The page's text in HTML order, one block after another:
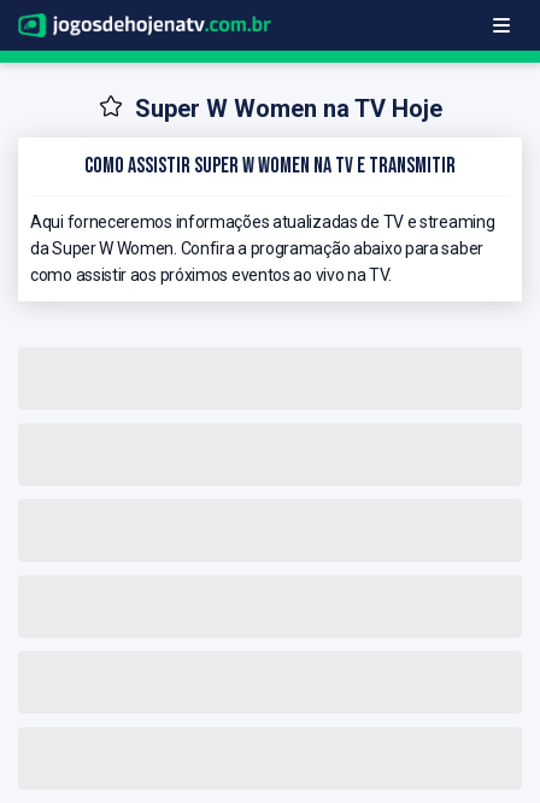
Super W Women na TV Hoje
Como Assistir Super W Women na TV e Transmitir
Aqui forneceremos informações atualizadas de TV e streaming
da Super W Women. Confira a programação abaixo para saber
como assistir aos próximos eventos ao vivo na TV.